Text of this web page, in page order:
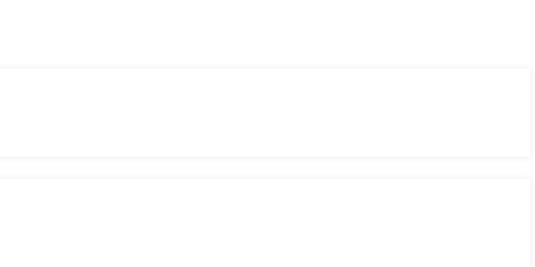
senza complicazioni.
del mercato.
piattaforme e dApp.